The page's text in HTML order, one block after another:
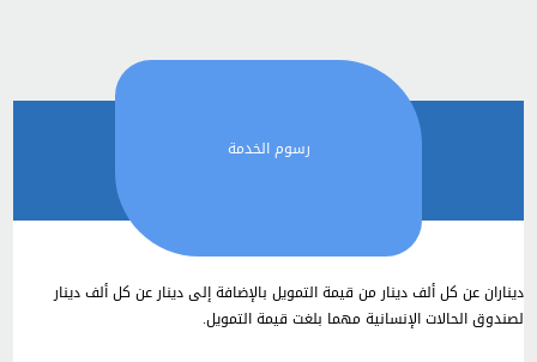
رسوم الخدمة
ديناران عن كل ألف دينار من قيمة التمويل بالإضافة إلى دينار عن كل ألف دينار
لصندوق الحالات الإنسانية مهما بلغت قيمة التمويل.